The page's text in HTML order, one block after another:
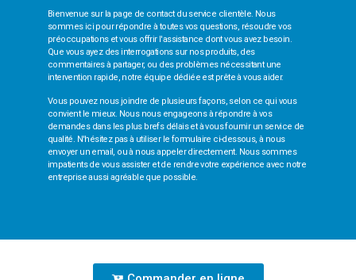
Bienvenue sur la page de contact du service clientèle. Nous
sommes ici pour répondre à toutes vos questions, résoudre vos
préoccupations et vous offrir l'assistance dont vous avez besoin.
Que vous ayez des interrogations sur nos produits, des
commentaires à partager, ou des problèmes nécessitant une
intervention rapide, notre équipe dédiée est prête à vous aider.
Vous pouvez nous joindre de plusieurs façons, selon ce qui vous
convient le mieux. Nous nous engageons à répondre à vos
demandes dans les plus brefs délais et à vous fournir un service de
qualité. N'hésitez pas à utiliser le formulaire ci-dessous, à nous
envoyer un email, ou à nous appeler directement. Nous sommes
impatients de vous assister et de rendre votre expérience avec notre
entreprise aussi agréable que possible.